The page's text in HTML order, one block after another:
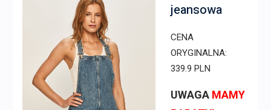
jeansowa
CENA
ORYGINALNA:
339.9 PLN
UWAGA MAMY